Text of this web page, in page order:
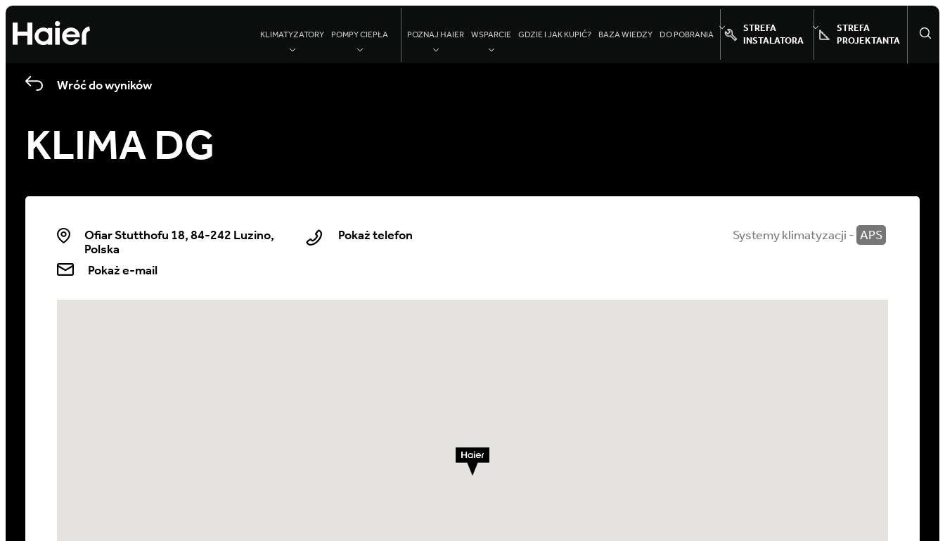
KLIMATYZATORY POMPY CIEPŁA POZNAJ HAIER WSPARCIE GDZIE I JAK KUPIĆ? BAZA WIEDZY DO POBRANIA
STREFA
INSTALATORA
STREFA
PROJEKTANTA
Wróć do wyników
KLIMA DG
Ofiar Stutthofu 18, 84-242 Luzino,
Polska
Pokaż telefon
Pokaż e-mail
Systemy klimatyzacji - APS